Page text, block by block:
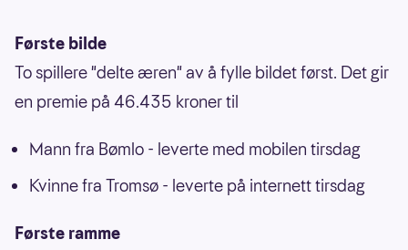
Første bilde
To spillere "delte æren" av å fylle bildet først. Det gir
en premie på 46.435 kroner til
Mann fra Bømlo - leverte med mobilen tirsdag
Kvinne fra Tromsø - leverte på internett tirsdag
Første ramme